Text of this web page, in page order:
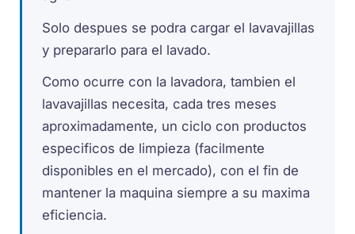
Solo despues se podra cargar el lavavajillas
y prepararlo para el lavado.
Como ocurre con la lavadora, tambien el
lavavajillas necesita, cada tres meses
aproximadamente, un ciclo con productos
especificos de limpieza (facilmente
disponibles en el mercado), con el fin de
mantener la maquina siempre a su maxima
eficiencia.